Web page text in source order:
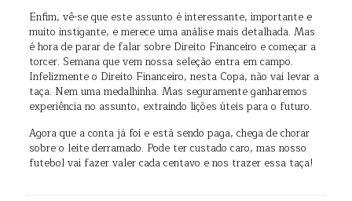
Enfim, vê-se que este assunto é interessante, importante e
muito instigante, e merece uma análise mais detalhada. Mas
é hora de parar de falar sobre Direito Financeiro e começar a
torcer. Semana que vem nossa seleção entra em campo.
Infelizmente o Direito Financeiro, nesta Copa, não vai levar a
taça. Nem uma medalhinha. Mas seguramente ganharemos
experiência no assunto, extraindo lições úteis para o futuro.
Agora que a conta já foi e está sendo paga, chega de chorar
sobre o leite derramado. Pode ter custado caro, mas nosso
futebol vai fazer valer cada centavo e nos trazer essa taça!